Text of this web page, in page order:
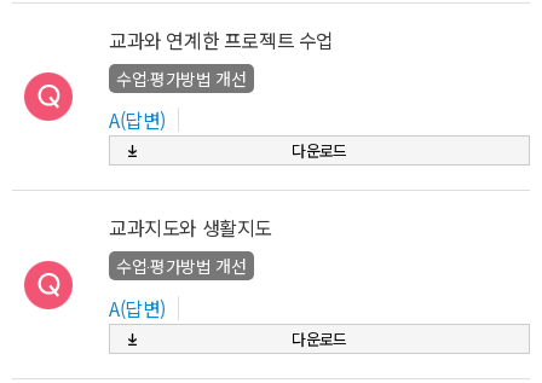
교과와 연계한 프로젝트 수업
수업‧평가방법 개선
A(답변)
다운로드
교과지도와 생활지도
수업‧평가방법 개선
A(답변)
다운로드